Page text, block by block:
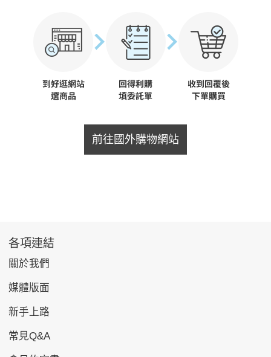
前往國外購物網站
各項連結
關於我們
媒體版面
新手上路
常見Q&A